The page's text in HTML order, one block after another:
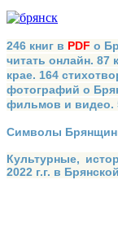
246 книг в PDF о
читать онлайн. 87
крае. 164
фотографий о
фильмов и видео.
Символы
Культурные,
2022 г.г. в